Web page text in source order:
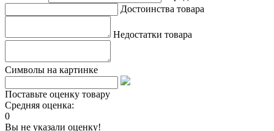
Достоинства товара
Недостатки товара
Символы на картинке
Поставьте оценку товару
Средняя оценка:
0
Вы не указали оценку!